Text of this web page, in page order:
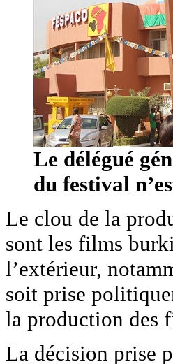
Le délégué
du festival
Le clou de la
sont les films
l’extérieur,
soit prise
la production des
La décision prise